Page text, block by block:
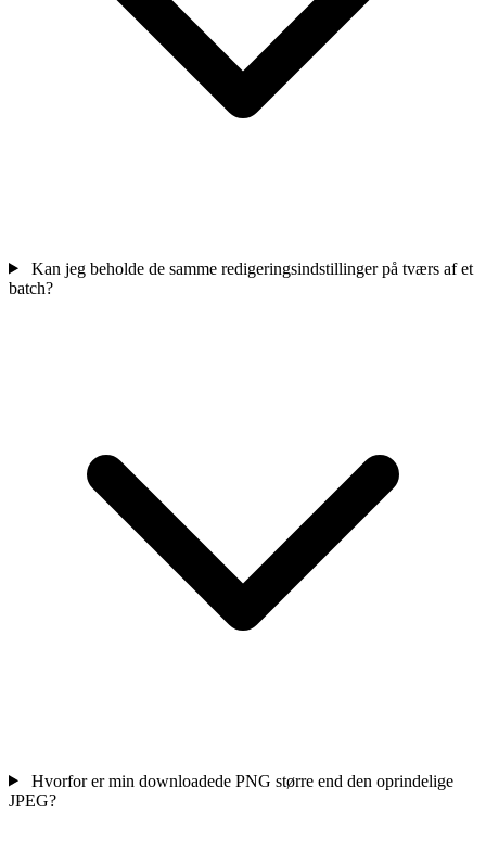
Kan jeg beholde de samme redigeringsindstillinger på tværs af et
batch?
Hvorfor er min downloadede PNG større end den oprindelige
JPEG?